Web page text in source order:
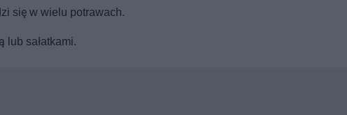
się w wielu potrawach.
lub sałatkami.